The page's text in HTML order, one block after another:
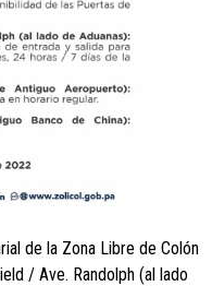
de la Zona Libre de Colón
/ Ave. Randolph (al lado